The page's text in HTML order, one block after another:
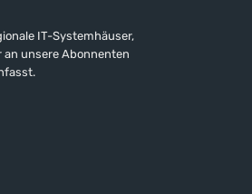
IT-Systemhäuser,
an unsere Abonnenten